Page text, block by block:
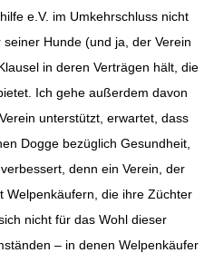
e.V. im Umkehrschluss nicht
Hunde (und ja, der Verein
in deren Verträgen hält, die
Ich gehe außerdem davon
unterstützt, erwartet, dass
Dogge bezüglich Gesundheit,
denn ein Verein, der
Welpenkäufern, die ihre Züchter
nicht für das Wohl dieser
– in denen Welpenkäufer